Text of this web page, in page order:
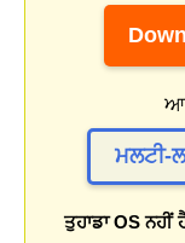
ਮਲਟੀ-
ਤੁਹਾਡਾ OS ਨਹੀਂ